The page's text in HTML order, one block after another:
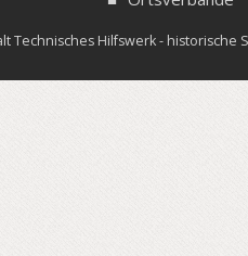
Technisches Hilfswerk - historische